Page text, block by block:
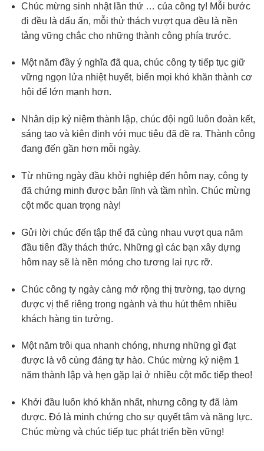
Chúc mừng sinh nhật lần thứ … của công ty! Mỗi bước
đi đều là dấu ấn, mỗi thử thách vượt qua đều là nền
tảng vững chắc cho những thành công phía trước.
Một năm đầy ý nghĩa đã qua, chúc công ty tiếp tục giữ
vững ngọn lửa nhiệt huyết, biến mọi khó khăn thành cơ
hội để lớn mạnh hơn.
Nhân dịp kỷ niệm thành lập, chúc đội ngũ luôn đoàn kết,
sáng tạo và kiên định với mục tiêu đã đề ra. Thành công
đang đến gần hơn mỗi ngày.
Từ những ngày đầu khởi nghiệp đến hôm nay, công ty
đã chứng minh được bản lĩnh và tầm nhìn. Chúc mừng
cột mốc quan trọng này!
Gửi lời chúc đến tập thể đã cùng nhau vượt qua năm
đầu tiên đầy thách thức. Những gì các bạn xây dựng
hôm nay sẽ là nền móng cho tương lai rực rỡ.
Chúc công ty ngày càng mở rộng thị trường, tạo dựng
được vị thế riêng trong ngành và thu hút thêm nhiều
khách hàng tin tưởng.
Một năm trôi qua nhanh chóng, nhưng những gì đạt
được là vô cùng đáng tự hào. Chúc mừng kỷ niệm 1
năm thành lập và hẹn gặp lại ở nhiều cột mốc tiếp theo!
Khởi đầu luôn khó khăn nhất, nhưng công ty đã làm
được. Đó là minh chứng cho sự quyết tâm và năng lực.
Chúc mừng và chúc tiếp tục phát triển bền vững!